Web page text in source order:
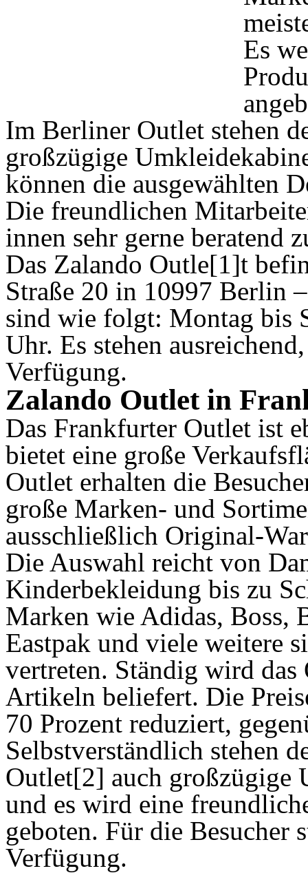
Es
Im Berliner Outlet stehen
großzügige
können die ausgewählten
Die freundlichen
innen sehr gerne beratend
Das Zalando Outle[1]t
Straße 20 in 10997 Berlin
sind wie folgt: Montag bis
Uhr. Es stehen
Verfügung.
Zalando Outlet in
Das Frankfurter Outlet ist
bietet eine große
Outlet erhalten die
große Marken- und
ausschließlich Original-
Die Auswahl reicht von
Kinderbekleidung bis zu
Marken wie Adidas,
Eastpak und viele weitere
vertreten. Ständig wird
Artikeln beliefert. Die
70 Prozent reduziert,
Selbstverständlich stehen
Outlet[2] auch großzügige
und es wird eine
geboten. Für die Besucher
Verfügung.